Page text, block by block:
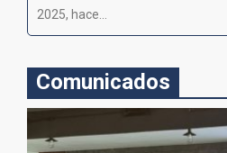
2025, hace...
Comunicados